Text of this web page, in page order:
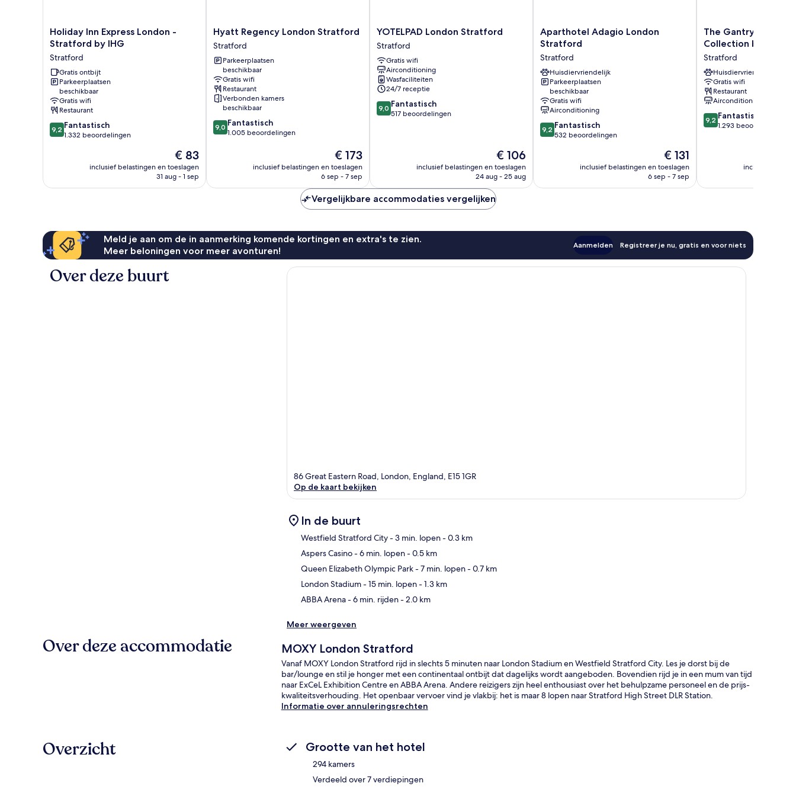
Holiday
Inn
London
-
Stratford
IHG
Stratford
Holiday Inn Express London -
Stratford by IHG
Stratford
Gratis ontbijt
Parkeerplaatsen
beschikbaar
Gratis wifi
Restaurant
9.2
van
9,2 Fantastisch
1.332 beoordelingen
De
prijs
is
€ 83
inclusief belastingen en toeslagen
31 aug - 1 sep
Hyatt
Regency
London
Stratford
Stratford
Hyatt Regency London Stratford
Stratford
Parkeerplaatsen
beschikbaar
Gratis wifi
Restaurant
Verbonden kamers
beschikbaar
9.0
van
9,0 Fantastisch
1.005 beoordelingen
De
prijs
is
€ 173
inclusief belastingen en toeslagen
6 sep - 7 sep
YOTELPAD
London
Stratford
Stratford
YOTELPAD London Stratford
Stratford
Gratis wifi
Airconditioning
Wasfaciliteiten
24/7 receptie
9.0
van
9,0 Fantastisch
517 beoordelingen
De
prijs
is
€ 106
inclusief belastingen en toeslagen
24 aug - 25 aug
Aparthotel
Adagio
Stratford
Stratford
Aparthotel Adagio London
Stratford
Stratford
Huisdiervriendelijk
Parkeerplaatsen
beschikbaar
Gratis wifi
Airconditioning
9.2
van
9,2 Fantastisch
532 beoordelingen
De
prijs
is
€ 131
inclusief belastingen en toeslagen
6 sep - 7 sep
The
Gantry
Curio
Collection
by
Hilton
Stratford
The Gantry London,
Collection by Hilton
Stratford
Huisdiervriendelijk
Gratis wifi
Restaurant
Airconditioning
9.2
van
beoordelingen
9,2 Fantastisch
1.293 beoordelingen
inclusief
Vergelijkbare accommodaties vergelijken
Meld je aan om de in aanmerking komende kortingen en extra's te zien.
Meer beloningen voor meer avonturen!
Aanmelden Registreer je nu, gratis en voor niets
Over deze buurt
86 Great Eastern Road, London, England, E15 1GR
Op de kaart bekijken
In de buurt
Westfield Stratford City- 3 min. lopen- 0.3 km
Aspers Casino- 6 min. lopen- 0.5 km
Queen Elizabeth Olympic Park- 7 min. lopen- 0.7 km
London Stadium- 15 min. lopen- 1.3 km
ABBA Arena- 6 min. rijden- 2.0 km
Meer weergeven
Over deze accommodatie MOXY London Stratford
Vanaf MOXY London Stratford rijd in slechts 5 minuten naar London Stadium en Westfield Stratford City. Les je dorst bij de
bar/lounge en stil je honger met een continentaal ontbijt dat dagelijks wordt aangeboden. Bovendien rijd je in een mum van tijd
naar ExCeL Exhibition Centre en ABBA Arena. Andere reizigers zijn heel enthousiast over het behulpzame personeel en de prijs-
kwaliteitsverhouding. Het openbaar vervoer vind je vlakbij: het is maar 8 lopen naar Stratford High Street DLR Station.
Informatie over annuleringsrechten
Overzicht Grootte van het hotel
294 kamers
Verdeeld over 7 verdiepingen